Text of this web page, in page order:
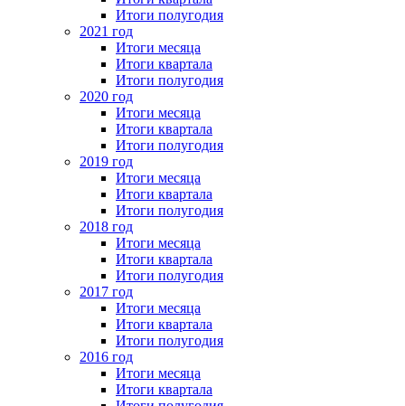
Итоги полугодия
2021 год
Итоги месяца
Итоги квартала
Итоги полугодия
2020 год
Итоги месяца
Итоги квартала
Итоги полугодия
2019 год
Итоги месяца
Итоги квартала
Итоги полугодия
2018 год
Итоги месяца
Итоги квартала
Итоги полугодия
2017 год
Итоги месяца
Итоги квартала
Итоги полугодия
2016 год
Итоги месяца
Итоги квартала